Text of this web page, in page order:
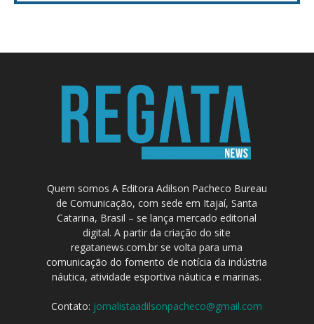
Quem somos A Editora Adilson Pacheco Bureau
de Comunicação, com sede em Itajaí, Santa
Catarina, Brasil – se lança mercado editorial
digital. A partir da criação do site
regatanews.com.br se volta para uma
comunicação do fomento de notícia da indústria
náutica, atividade esportiva náutica e marinas.
Contato: jornalistaadilsonpacheco@gmail.com